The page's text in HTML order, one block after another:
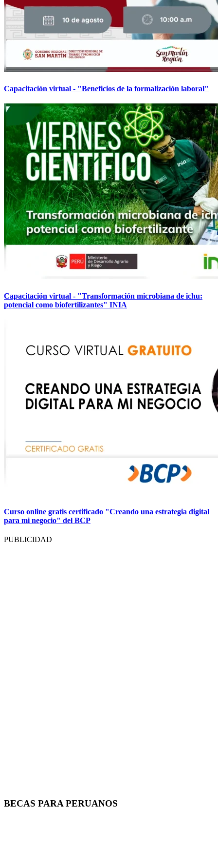
Capacitación virtual - "Beneficios de la formalización laboral"
Capacitación virtual - "Transformación microbiana de ichu:
potencial como biofertilizantes" INIA
Curso online gratis certificado "Creando una estrategia digital
para mi negocio" del BCP
PUBLICIDAD
BECAS PARA PERUANOS